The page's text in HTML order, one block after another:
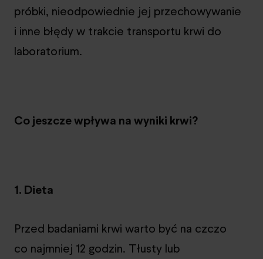
próbki, nieodpowiednie jej przechowywanie
i inne błędy w trakcie transportu krwi do
laboratorium.
Co jeszcze wpływa na wyniki krwi?
1. Dieta
Przed badaniami krwi warto być na czczo
co najmniej 12 godzin. Tłusty lub